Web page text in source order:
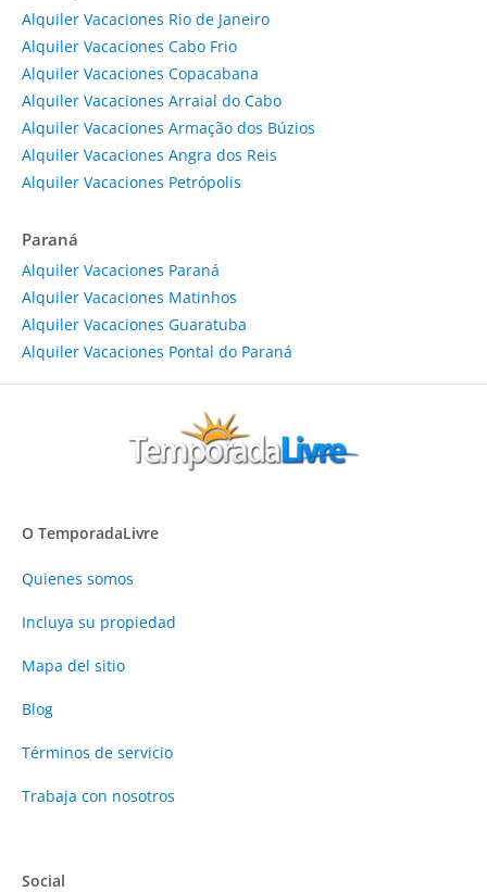
Alquiler Vacaciones Rio de Janeiro
Alquiler Vacaciones Cabo Frio
Alquiler Vacaciones Copacabana
Alquiler Vacaciones Arraial do Cabo
Alquiler Vacaciones Armação dos Búzios
Alquiler Vacaciones Angra dos Reis
Alquiler Vacaciones Petrópolis
Paraná
Alquiler Vacaciones Paraná
Alquiler Vacaciones Matinhos
Alquiler Vacaciones Guaratuba
Alquiler Vacaciones Pontal do Paraná
O TemporadaLivre
Quienes somos
Incluya su propiedad
Mapa del sitio
Blog
Términos de servicio
Trabaja con nosotros
Social